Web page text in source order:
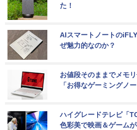
た！
AIスマートノートの
ぜ魅力的なのか？
お値段そのままでメモ
「お得なゲーミングノー
ハイグレードテレビ「
色彩美で映画＆ゲーム